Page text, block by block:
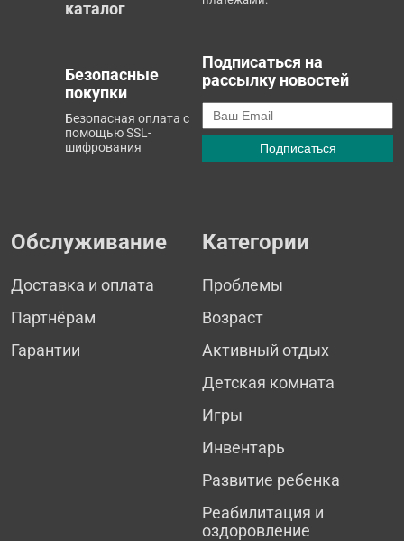
каталог
Безопасные
покупки
Безопасная оплата с
помощью SSL-
шифрования
Подписаться на
рассылку новостей
Обслуживание
Доставка и оплата
Партнёрам
Гарантии
Категории
Проблемы
Возраст
Активный отдых
Детская комната
Игры
Инвентарь
Развитие ребенка
Реабилитация и
оздоровление